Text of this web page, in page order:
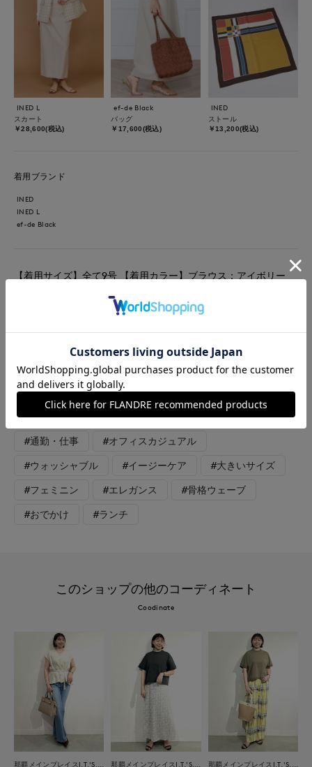
INED L
スカート
￥28,600(税込)
ef-de Black
バッグ
￥17,600(税込)
INED
ストール
￥13,200(税込)
着用ブランド
INED
INED L
ef-de Black
【着用サイズ】全て9号 【着用カラー】ブラウス：アイボリー
ップスは通勤やお出掛けにおすすめです。 ノーアイロンで着ら
周りまでカバーできるのも嬉しいです。 スカートはすっきりシ
ルエットですがストレッチが効くので動きやすいです。広がらな
いのでキリッとメリハリの効いたスタイリングに。
#カットソー #スカート #ブラウス
#通勤・仕事 #オフィスカジュアル
#ウォッシャブル #イージーケア #大きいサイズ
#フェミニン #エレガンス #骨格ウェーブ
#おでかけ #ランチ
このショップの他のコーディネート
Coodinate